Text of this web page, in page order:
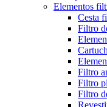
Elementos
Cesta
Filtro
Filtro
Filtro
Filtro